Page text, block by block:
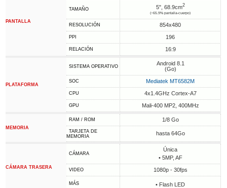
PANTALLA
TAMAÑO 5", 68.9cm2
(~65.9% pantalla-cuerpo)
RESOLUCIÓN 854x480
PPI 196
RELACIÓN 16:9
PLATAFORMA
SISTEMA OPERATIVO
Android 8.1
(Go)
SOC Mediatek MT6582M
CPU 4x1.4GHz Cortex-A7
GPU Mali-400 MP2, 400MHz
MEMORIA
RAM / ROM 1/8 Go
TARJETA DE
MEMORIA
hasta 64Go
CÁMARA TRASERA
CÁMARA
Única
• 5MP, AF
VIDEO 1080p - 30fps
MÁS • Flash LED